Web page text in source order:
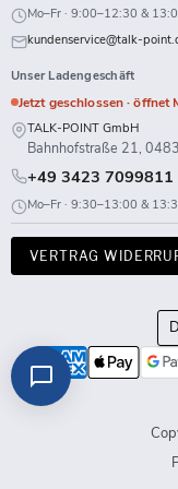
Mo–Fr · 9:00–12:30 &
kundenservice@talk-
Unser Ladengeschäft
Jetzt geschlossen · öffnet
TALK-POINT GmbH
Bahnhofstraße 21,
+49 3423 7099811
Mo–Fr · 9:30–13:00 &
VERTRAG